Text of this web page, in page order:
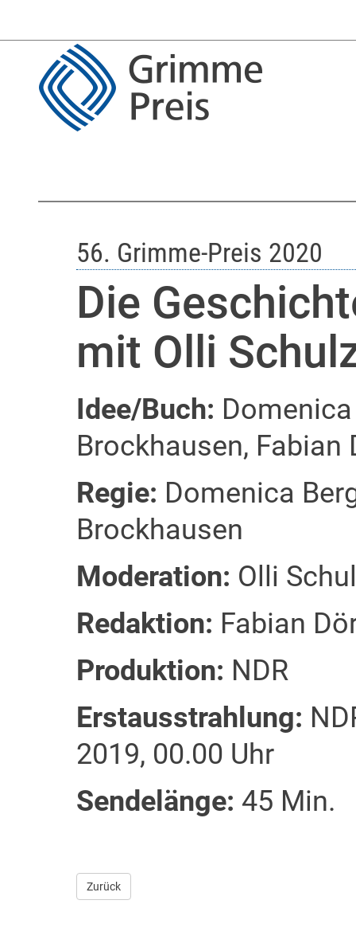
56. Grimme-Preis 2020
Die
mit Olli
Idee/Buch:
Brockhausen, Fabian
Regie: Domenica
Brockhausen
Moderation: Olli
Redaktion: Fabian
Produktion: NDR
Erstausstrahlung:
2019, 00.00 Uhr
Sendelänge: 45 Min.
Zurück